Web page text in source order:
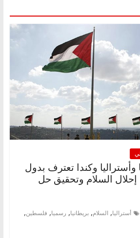
وأستراليا وكندا تعترف بدول
السلام وتحقيق حل
أستراليا, السلام, بريطانيا, رسميا, فلسطين,